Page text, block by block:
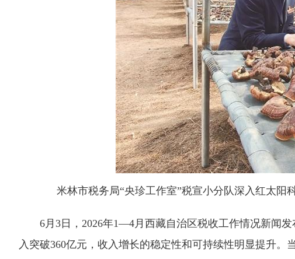
米林市税务局“央珍工作室”税宣小分队深入红太
6月3日，2026年1—4月西藏自治区税收工作情况新闻发
入突破360亿元，收入增长的稳定性和可持续性明显提升